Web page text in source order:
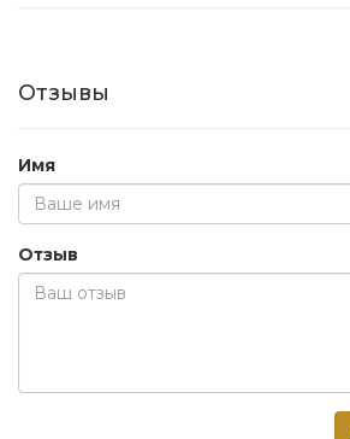
Отзывы
Имя
Отзыв